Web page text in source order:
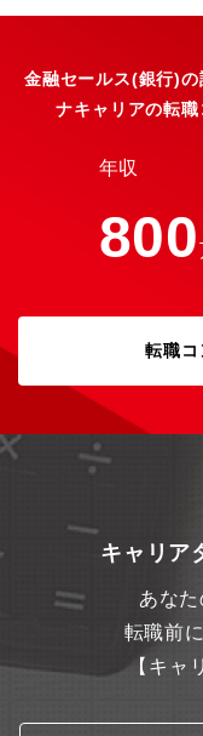
金融セールス(銀行)
ナキャリアの転職
年収
800
転職コ
キャリア
あな
転職前
【キャ